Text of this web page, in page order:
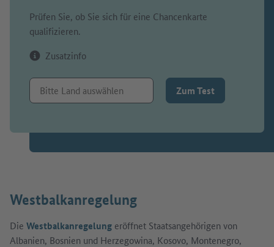
Prüfen Sie, ob Sie sich für eine Chancenkarte
qualifizieren.
Zusatzinfo
Zum Test
Westbalkanregelung
Die Westbalkanregelung eröffnet Staatsangehörigen von
Albanien, Bosnien und Herzegowina, Kosovo, Montenegro,